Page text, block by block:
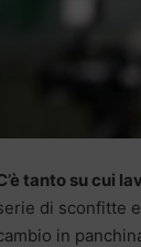
tanto su cui
di sconfitte
in